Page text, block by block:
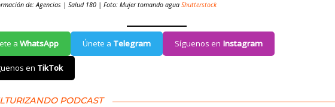
de: Agencias | Salud 180 | Foto: Mujer tomando agua Shutterstock
a WhatsApp Únete a Telegram Síguenos en Instagram
en TikTok
PODCAST